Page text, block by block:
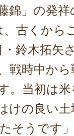
錦」の発
古くから
鈴木拓矢
戦時中か
。当初は
けの良い
そうです